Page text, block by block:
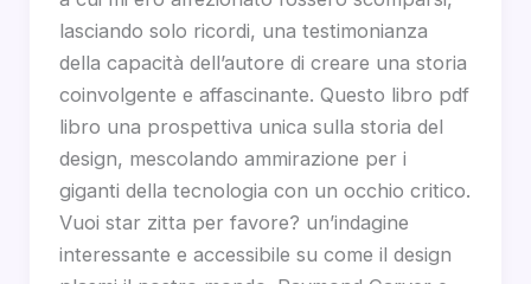
lasciando solo ricordi, una testimonianza
della capacità dell’autore di creare una storia
coinvolgente e affascinante. Questo libro pdf
libro una prospettiva unica sulla storia del
design, mescolando ammirazione per i
giganti della tecnologia con un occhio critico.
Vuoi star zitta per favore? un’indagine
interessante e accessibile su come il design